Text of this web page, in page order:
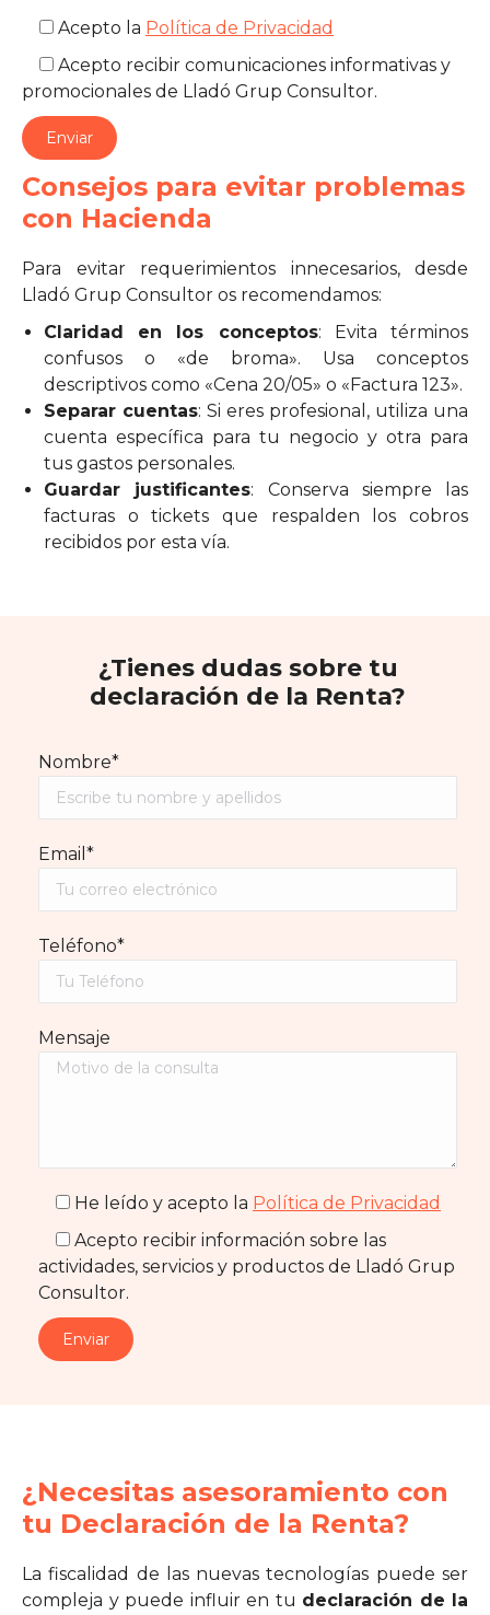
Acepto la Política de Privacidad
Acepto recibir comunicaciones informativas y
promocionales de Lladó Grup Consultor.
Consejos para evitar problemas
con Hacienda
Para evitar requerimientos innecesarios, desde
Lladó Grup Consultor os recomendamos:
Claridad en los conceptos: Evita términos
confusos o «de broma». Usa conceptos
descriptivos como «Cena 20/05» o «Factura 123».
Separar cuentas: Si eres profesional, utiliza una
cuenta específica para tu negocio y otra para
tus gastos personales.
Guardar justificantes: Conserva siempre las
facturas o tickets que respalden los cobros
recibidos por esta vía.
¿Tienes dudas sobre tu
declaración de la Renta?
Nombre*
Email*
Teléfono*
Mensaje
He leído y acepto la Política de Privacidad
Acepto recibir información sobre las
actividades, servicios y productos de Lladó Grup
Consultor.
¿Necesitas asesoramiento con
tu Declaración de la Renta?
La fiscalidad de las nuevas tecnologías puede ser
compleja y puede influir en tu declaración de la